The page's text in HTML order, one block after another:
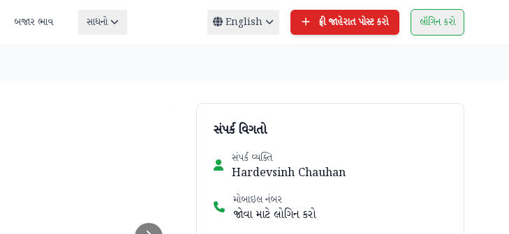
બજાર ભાવ સાધનો English ફ્રી જાહેરાત પોસ્ટ કરો લૉગિન કરો
સંપર્ક વિગતો
સંપર્ક વ્યક્તિ
Hardevsinh Chauhan
મોબાઇલ નંબર
જોવા માટે લોગિન કરો